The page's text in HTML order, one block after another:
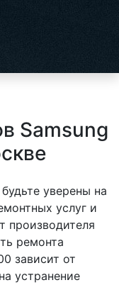
Samsung
уверены на
услуг и
производителя
ремонта
зависит от
устранение